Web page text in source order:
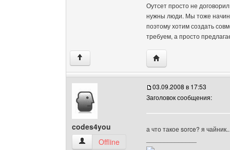
Оутсет просто не
нужны люди. Мы тоже
поэтому хотим создать
требуем, а просто
↑ Посетить сайт
codes4you
codes4you Посмотреть профиль
Offline
03.09.2008 в 17:53
Заголовок сообщения:
а что такое sorce? я